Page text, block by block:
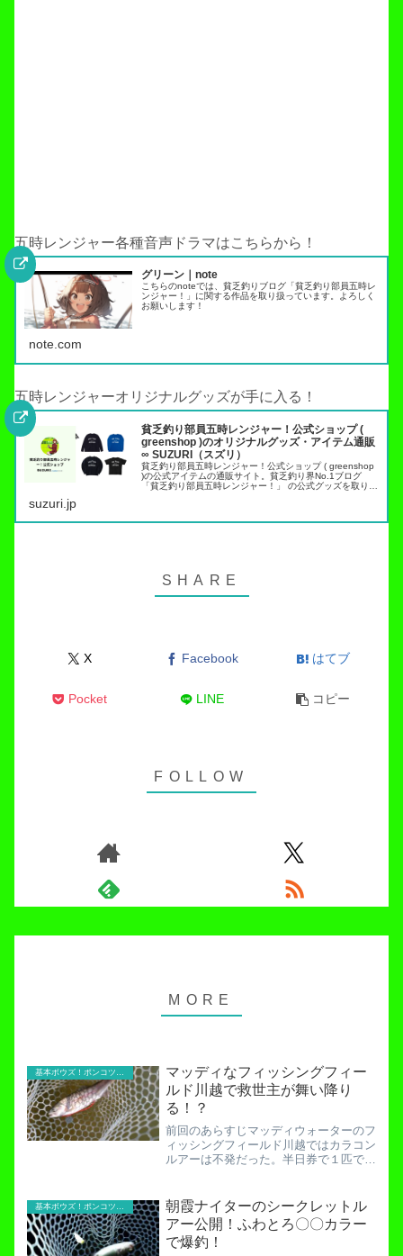
五時レンジャー各種音声ドラマはこちらから！
グリーン｜note
こちらのnoteでは、貧乏釣りブログ「貧乏釣り部員五時レ
ンジャー！」に関する作品を取り扱っています。よろしく
お願いします！
note.com
五時レンジャーオリジナルグッズが手に入る！
貧乏釣り部員五時レンジャー！公式ショップ (
greenshop )のオリジナルグッズ・アイテム通販
∞ SUZURI（スズリ）
貧乏釣り部員五時レンジャー！公式ショップ ( greenshop
)の公式アイテムの通販サイト。貧乏釣り界No.1ブログ
「貧乏釣り部員五時レンジャー！」 の公式グッズを取り扱
suzuri.jp
X Facebook はてブ
Pocket LINE コピー
基本ボウズ！ポンコツ実践記
マッディなフィッシングフィー
ルド川越で救世主が舞い降り
る！？
前回のあらすじマッディウォーターのフ
ィッシングフィールド川越ではカラコン
ルアーは不発だった。半日券で１匹でも
か。可能性を探るテスト釣行！２時間で
１匹。これは非常に厳しい...
朝霞ナイターのシークレットル
アー公開！ふわとろ〇〇カラー
で爆釣！